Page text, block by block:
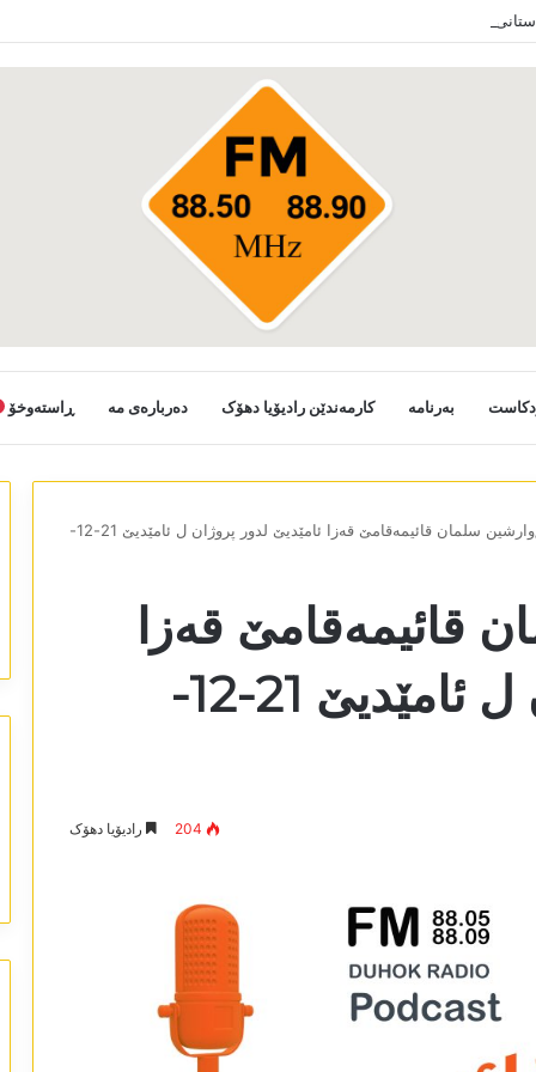
خەلکێ گوندێن سەر ب ئێدارا زاخو ڤە دشین سەرەدانا گوندیێن خو بکەن
بەرنامە کارمەندێن رادیۆیا دھۆک دەربارەی مە ڕاستەوخۆ
دیالۆك/وارشین سلمان قائیمەقامێ قەزا ئامێدیێ لدور پروژان ل ئامێدیێ 21-12-
قائیمەقامێ قەزا
ئامێدیێ لدور پروژان ل ئامێدیێ 21-12-
204 رادیۆیا دھۆک